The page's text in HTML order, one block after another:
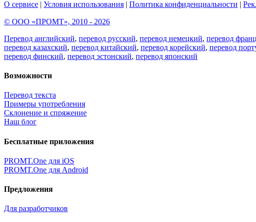
О сервисе | Условия использования | Политика конфиденциальности |
© ООО «ПРОМТ», 2010 - 2026
Перевод английский, перевод русский, перевод немецкий, перевод
перевод казахский, перевод китайский, перевод корейский, перевод
перевод финский, перевод эстонский, перевод японский
Возможности
Перевод текста
Примеры употребления
Склонение и спряжение
Наш блог
Бесплатные приложения
PROMT.One для iOS
PROMT.One для Android
Предложения
Для разработчиков